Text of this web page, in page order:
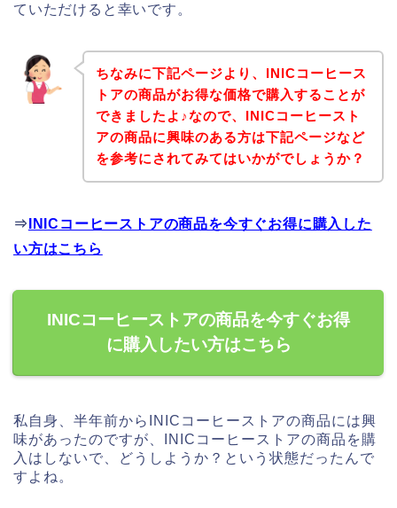
ていただけると幸いです。
ちなみに下記ページより、INICコーヒース
トアの商品がお得な価格で購入することが
できましたよ♪なので、INICコーヒースト
アの商品に興味のある方は下記ページなど
を参考にされてみてはいかがでしょうか？
⇒ INICコーヒーストアの商品を今すぐお得に購入した
い方はこちら
INICコーヒーストアの商品を今すぐお得
に購入したい方はこちら
私自身、半年前からINICコーヒーストアの商品には興
味があったのですが、INICコーヒーストアの商品を購
入はしないで、どうしようか？という状態だったんで
すよね。